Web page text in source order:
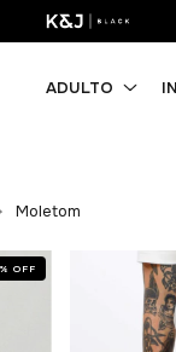
PRIMEIRACOMPRA
ADULTO
Moletom
% OFF